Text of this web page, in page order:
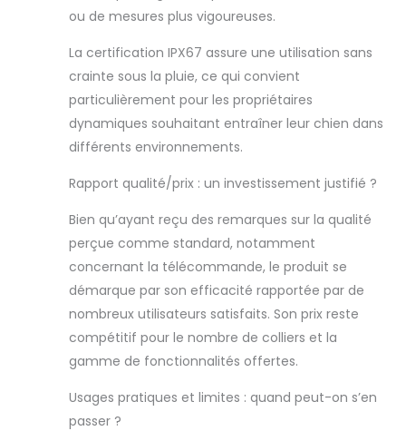
anti aboiement
chien.
Fonction de
Qualité】:Grâce à
la conception
scientifique et au
la qualité, ce
chien ne causera
pas de mal
physique ou
mental à votre
chien, tout en
montrant une
fonction
excellente.colier
electric pour
chien Peut être
utilisé pour aider
ou de mesures plus vigoureuses.
La certification IPX67 assure une utilisation sans
crainte sous la pluie, ce qui convient
particulièrement pour les propriétaires
dynamiques souhaitant entraîner leur chien dans
différents environnements.
Rapport qualité/prix : un investissement justifié ?
Bien qu’ayant reçu des remarques sur la qualité
perçue comme standard, notamment
concernant la télécommande, le produit se
démarque par son efficacité rapportée par de
nombreux utilisateurs satisfaits. Son prix reste
compétitif pour le nombre de colliers et la
gamme de fonctionnalités offertes.
Usages pratiques et limites : quand peut-on s’en
passer ?